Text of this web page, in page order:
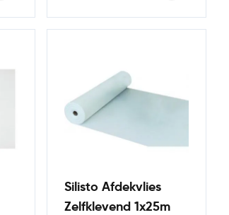
Silisto Afdekvlies
Zelfklevend 1x25m